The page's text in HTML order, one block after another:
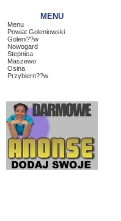
MENU
Menu
Powiat Goleniowski
Goleni??w
Nowogard
Stepnica
Maszewo
Osina
Przybiern??w